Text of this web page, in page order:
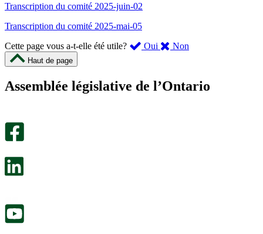
Transcription du comité 2025-juin-02
Transcription du comité 2025-mai-05
Cette page vous a-t-elle été utile?
Oui ,
été
Non
m’a
Haut de page
Assemblée législative de l’Ontario